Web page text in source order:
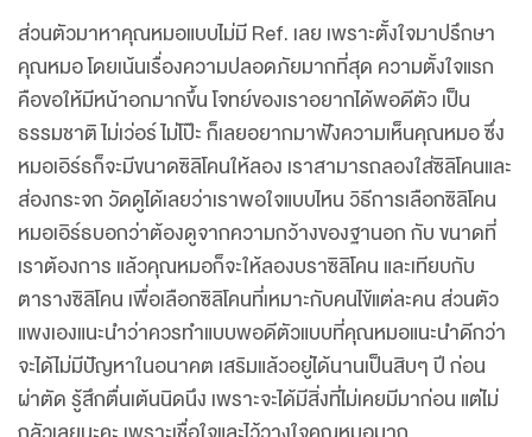
ส่วนตัวมาหาคุณหมอแบบไม่มี Ref. เลย เพราะตั้งใจมาปรึกษา
คุณหมอ โดยเน้นเรื่องความปลอดภัยมากที่สุด ความตั้งใจแรก
คือขอให้มีหน้าอกมากขึ้น โจทย์ของเราอยากได้พอดีตัว เป็น
ธรรมชาติ ไม่เว่อร์ ไม่โป๊ะ ก็เลยอยากมาฟังความเห็นคุณหมอ ซึ่ง
หมอเอิร์ธก็จะมีขนาดซิลิโคนให้ลอง เราสามารถลองใส่ซิลิโคนและ
ส่องกระจก วัดดูได้เลยว่าเราพอใจแบบไหน วิธีการเลือกซิลิโคน
หมอเอิร์ธบอกว่าต้องดูจากความกว้างของฐานอก กับ ขนาดที่
เราต้องการ แล้วคุณหมอก็จะให้ลองบราซิลิโคน และเทียบกับ
ตารางซิลิโคน เพื่อเลือกซิลิโคนที่เหมาะกับคนไข้แต่ละคน ส่วนตัว
แพงเองแนะนำว่าควรทำแบบพอดีตัวแบบที่คุณหมอแนะนำดีกว่า
จะได้ไม่มีปัญหาในอนาคต เสริมแล้วอยู่ได้นานเป็นสิบๆ ปี ก่อน
ผ่าตัด รู้สึกตื่นเต้นนิดนึง เพราะจะได้มีสิ่งที่ไม่เคยมีมาก่อน แต่ไม่